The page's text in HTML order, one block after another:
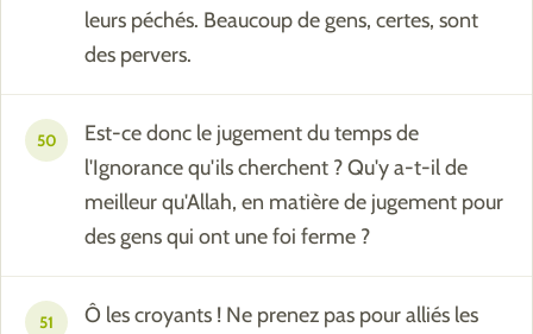
leurs péchés. Beaucoup de gens, certes, sont
des pervers.
50
Est-ce donc le jugement du temps de
l'Ignorance qu'ils cherchent ? Qu'y a-t-il de
meilleur qu'Allah, en matière de jugement pour
des gens qui ont une foi ferme ?
51
Ô les croyants ! Ne prenez pas pour alliés les